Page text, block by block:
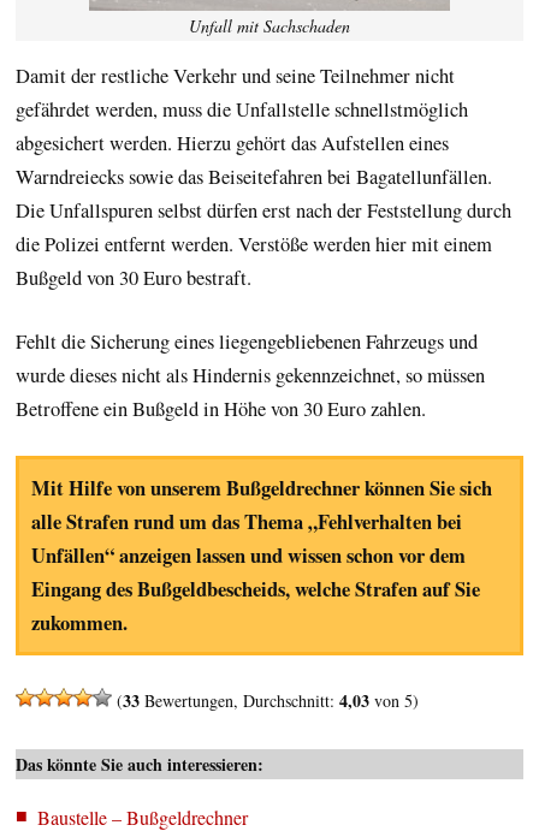
Unfall mit Sachschaden
Damit der restliche Verkehr und seine Teilnehmer nicht
gefährdet werden, muss die Unfallstelle schnellstmöglich
abgesichert werden. Hierzu gehört das Aufstellen eines
Warndreiecks sowie das Beiseitefahren bei Bagatellunfällen.
Die Unfallspuren selbst dürfen erst nach der Feststellung durch
die Polizei entfernt werden. Verstöße werden hier mit einem
Bußgeld von 30 Euro bestraft.
Fehlt die Sicherung eines liegengebliebenen Fahrzeugs und
wurde dieses nicht als Hindernis gekennzeichnet, so müssen
Betroffene ein Bußgeld in Höhe von 30 Euro zahlen.
Mit Hilfe von unserem Bußgeldrechner können Sie sich
alle Strafen rund um das Thema „Fehlverhalten bei
Unfällen“ anzeigen lassen und wissen schon vor dem
Eingang des Bußgeldbescheids, welche Strafen auf Sie
zukommen.
(33 Bewertungen, Durchschnitt: 4,03 von 5)
Das könnte Sie auch interessieren:
Baustelle – Bußgeldrechner